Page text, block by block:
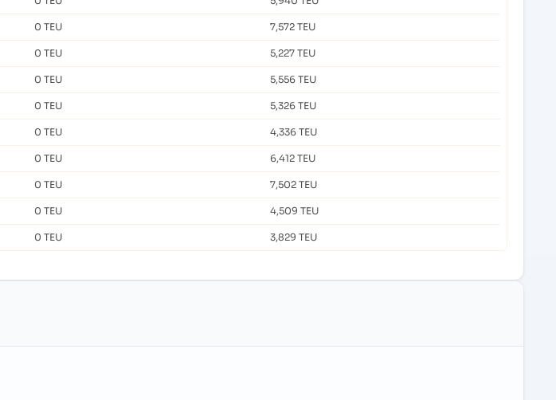
0 TEU 7,572 TEU
0 TEU 5,227 TEU
0 TEU 5,556 TEU
0 TEU 5,326 TEU
0 TEU 4,336 TEU
0 TEU 6,412 TEU
0 TEU 7,502 TEU
0 TEU 4,509 TEU
0 TEU 3,829 TEU